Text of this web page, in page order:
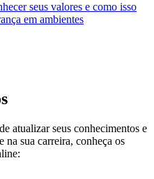
seus valores e como isso
em ambientes
atualizar seus conhecimentos e
sua carreira, conheça os